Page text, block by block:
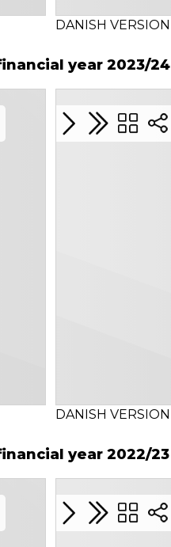
DANISH VERSION
year 2023/24
DANISH VERSION
year 2022/23